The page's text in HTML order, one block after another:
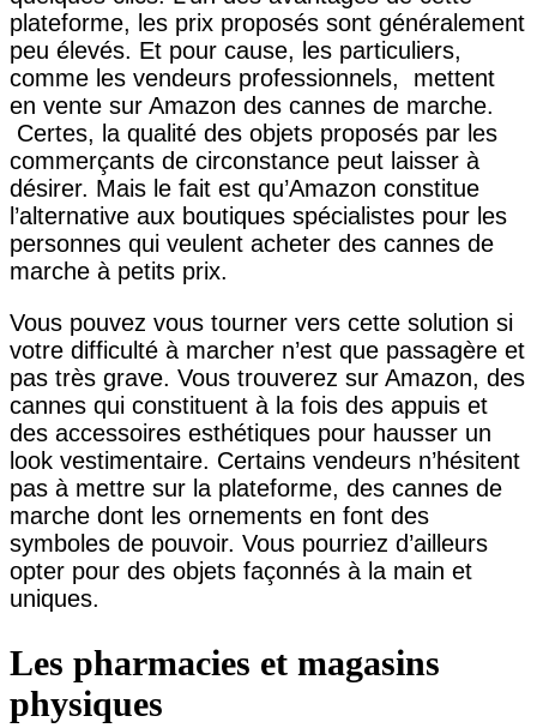
plateforme, les prix proposés sont généralement
peu élevés. Et pour cause, les particuliers,
comme les vendeurs professionnels, mettent
en vente sur Amazon des cannes de marche.
Certes, la qualité des objets proposés par les
commerçants de circonstance peut laisser à
désirer. Mais le fait est qu’Amazon constitue
l’alternative aux boutiques spécialistes pour les
personnes qui veulent acheter des cannes de
marche à petits prix.
Vous pouvez vous tourner vers cette solution si
votre difficulté à marcher n’est que passagère et
pas très grave. Vous trouverez sur Amazon, des
cannes qui constituent à la fois des appuis et
des accessoires esthétiques pour hausser un
look vestimentaire. Certains vendeurs n’hésitent
pas à mettre sur la plateforme, des cannes de
marche dont les ornements en font des
symboles de pouvoir. Vous pourriez d’ailleurs
opter pour des objets façonnés à la main et
uniques.
Les pharmacies et magasins
physiques